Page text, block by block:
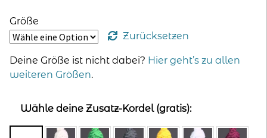
Größe
Zurücksetzen
Deine Größe ist nicht dabei? Hier geht’s zu allen
weiteren Größen.
Wähle deine Zusatz-Kordel (gratis):